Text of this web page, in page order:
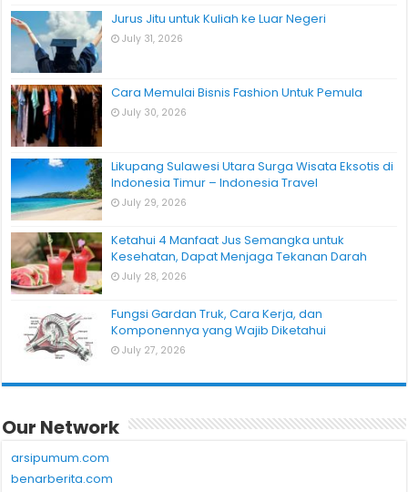
Jurus Jitu untuk Kuliah ke Luar Negeri
July 31, 2026
Cara Memulai Bisnis Fashion Untuk Pemula
July 30, 2026
Likupang Sulawesi Utara Surga Wisata Eksotis di
Indonesia Timur – Indonesia Travel
July 29, 2026
Ketahui 4 Manfaat Jus Semangka untuk
Kesehatan, Dapat Menjaga Tekanan Darah
July 28, 2026
Fungsi Gardan Truk, Cara Kerja, dan
Komponennya yang Wajib Diketahui
July 27, 2026
Our Network
arsipumum.com
benarberita.com